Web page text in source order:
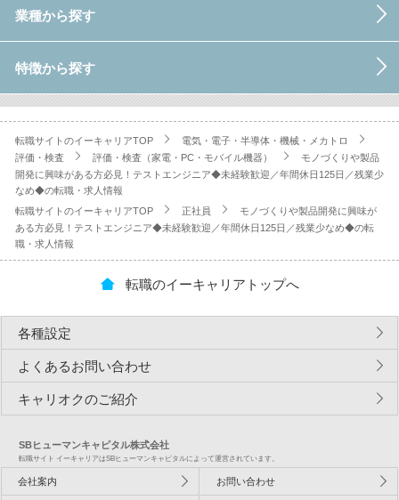
業種から探す
特徴から探す
転職サイトのイーキャリアTOP
電気・電子・半導体・機械・メカトロ
評価・検査
評価・検査（家電・PC・モバイル機器）
モノづくりや製品
開発に興味がある方必見！テストエンジニア◆未経験歓迎／年間休日125日／残業少
なめ◆の転職・求人情報
転職サイトのイーキャリアTOP
正社員
モノづくりや製品開発に興味が
ある方必見！テストエンジニア◆未経験歓迎／年間休日125日／残業少なめ◆の転
職・求人情報
転職のイーキャリアトップへ
各種設定
よくあるお問い合わせ
キャリオクのご紹介
SBヒューマンキャピタル株式会社
転職サイト イーキャリアはSBヒューマンキャピタルによって運営されています。
会社案内 お問い合わせ